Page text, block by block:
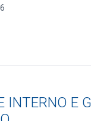
INTERNO E